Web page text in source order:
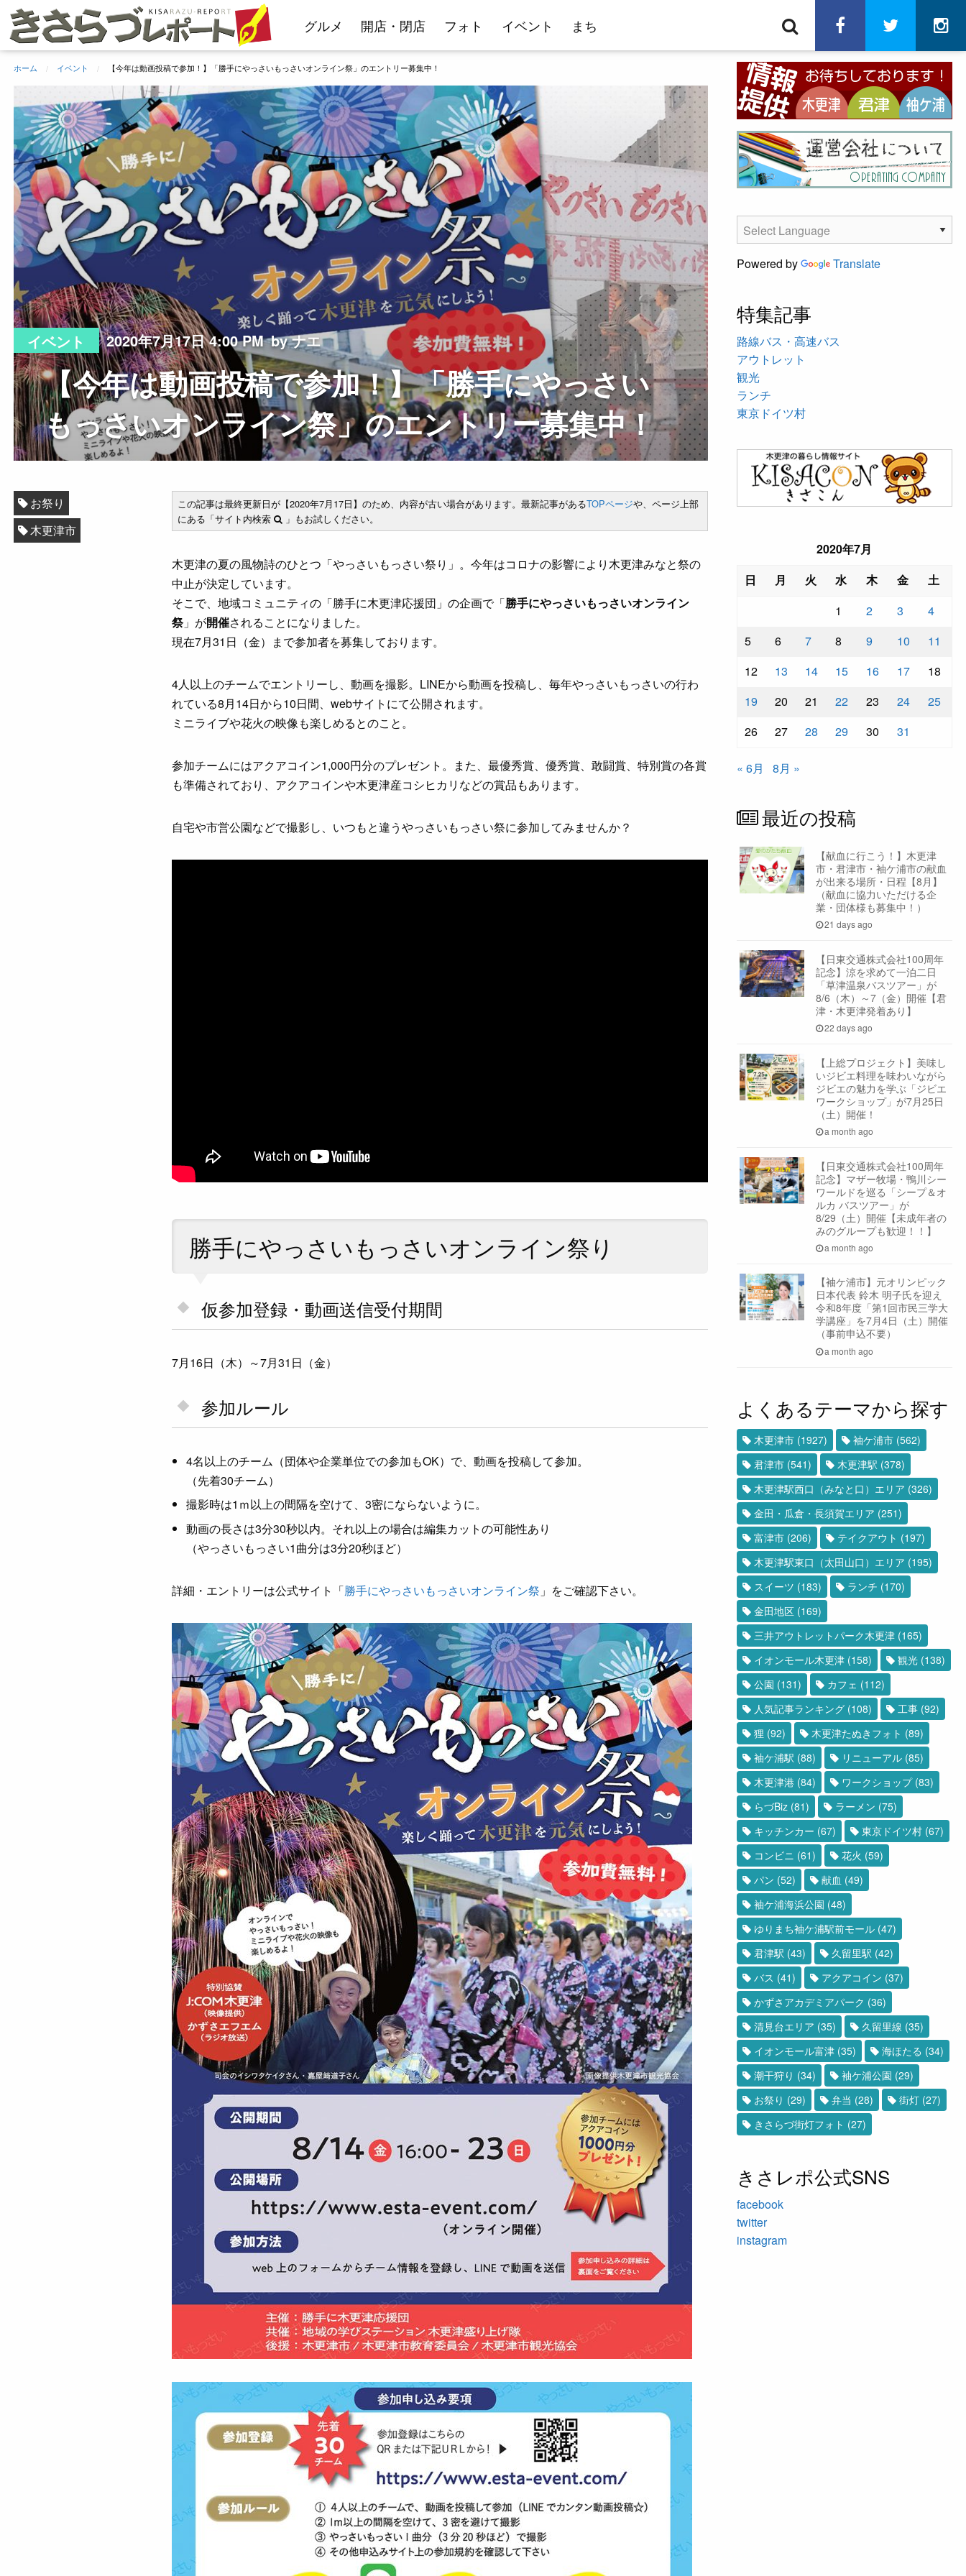
テ
グルメ 開店・閉店 フォト イベント まち facebooktwitter
ホーム イベント 【今年は動画投稿で参加！】「勝手にやっさいもっさいオンライン祭」のエントリー募集中！
イベント 2020年7月17日 4:00 PM by ナエ
【今年は動画投稿で参加！】「勝手にやっさい
もっさいオンライン祭」のエントリー募集中！
この記事は最終更新日が【2020年7月17日】のため、内容が古い場合があります。最新記事があるTOPページや、ページ上部
にある「サイト内検索
」もお試しください。
木更津の夏の風物詩のひとつ「やっさいもっさい祭り」。今年はコロナの影響により木更津みなと祭の
中止が決定しています。
そこで、地域コミュニティの「勝手に木更津応援団」の企画で「勝手にやっさいもっさいオンライン
祭」が開催されることになりました。
現在7月31日（金）まで参加者を募集しております。
4人以上のチームでエントリーし、動画を撮影。LINEから動画を投稿し、毎年やっさいもっさいの行わ
れている8月14日から10日間、webサイトにて公開されます。
ミニライブや花火の映像も楽しめるとのこと。
参加チームにはアクアコイン1,000円分のプレゼント。また、最優秀賞、優秀賞、敢闘賞、特別賞の各賞
も準備されており、アクアコインや木更津産コシヒカリなどの賞品もあります。
自宅や市営公園などで撮影し、いつもと違うやっさいもっさい祭に参加してみませんか？
勝手にやっさいもっさいオンライン祭り
仮参加登録・動画送信受付期間
7月16日（木）～7月31日（金）
参加ルール
4名以上のチーム（団体や企業単位での参加もOK）で、動画を投稿して参加。
（先着30チーム）
撮影時は1ｍ以上の間隔を空けて、3密にならないように。
動画の長さは3分30秒以内。それ以上の場合は編集カットの可能性あり
（やっさいもっさい1曲分は3分20秒ほど）
詳細・エントリーは公式サイト「勝手にやっさいもっさいオンライン祭 」をご確認下さい。
お祭り
木更津市
Powered by Translate
特集記事
路線バス・高速バス
アウトレット
観光
ランチ
東京ドイツ村
2020年7月
日
月 火 水 木 金
土
1
2 3
4
5
6 7 8 9 10
11
12
13 14 15 16 17
18
19
20 21 22 23 24
25
26
27 28 29 30 31
« 6月 8月 »
最近の投稿
【献血に行こう！】木更津
市・君津市・袖ケ浦市の献血
が出来る場所・日程【8月】
（献血に協力いただける企
業・団体様も募集中！）
21 days ago
【日東交通株式会社100周年
記念】涼を求めて一泊二日
「草津温泉バスツアー」が
8/6（木）～7（金）開催【君
津・木更津発着あり】
22 days ago
【上総プロジェクト】美味し
いジビエ料理を味わいながら
ジビエの魅力を学ぶ「ジビエ
ワークショップ」が7月25日
（土）開催！
a month ago
【日東交通株式会社100周年
記念】マザー牧場・鴨川シー
ワールドを巡る「シープ＆オ
ルカ バスツアー」が
8/29（土）開催【未成年者の
みのグループも歓迎！！】
a month ago
【袖ケ浦市】元オリンピック
日本代表 鈴木 明子氏を迎え
令和8年度「第1回市民三学大
学講座」を7月4日（土）開催
（事前申込不要）
a month ago
よくあるテーマから探す
木更津市(1927) 袖ケ浦市(562)
君津市(541) 木更津駅 (378)
木更津駅西口（みなと口）エリア (326)
金田・瓜倉・長須賀エリア (251)
富津市(206) テイクアウト (197)
木更津駅東口（太田山口）エリア (195)
スイーツ (183) ランチ (170)
金田地区(169)
三井アウトレットパーク木更津(165)
イオンモール木更津(158) 観光(138)
公園 (131) カフェ (112)
人気記事ランキング(108) 工事(92)
狸 (92) 木更津たぬきフォト (89)
袖ケ浦駅 (88) リニューアル(85)
木更津港(84) ワークショップ(83)
らづBiz(81) ラーメン (75)
キッチンカー (67) 東京ドイツ村(67)
コンビニ (61) 花火 (59)
パン (52) 献血 (49)
袖ケ浦海浜公園 (48)
ゆりまち袖ケ浦駅前モール(47)
君津駅 (43) 久留里駅 (42)
バス (41) アクアコイン (37)
かずさアカデミアパーク (36)
清見台エリア (35) 久留里線 (35)
イオンモール富津(35) 海ほたる (34)
潮干狩り (34) 袖ケ浦公園 (29)
お祭り (29) 弁当 (28) 街灯(27)
きさらづ街灯フォト (27)
きさレポ公式SNS
facebook
twitter
instagram